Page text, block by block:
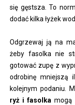
się gęstsza. To
dodać kilka łyżek
Odgrzewaj ją na
żeby fasolka nie
gotować zupę z
odrobinę mniejszą
kolejnym podaniu.
ryż i fasolkamogą